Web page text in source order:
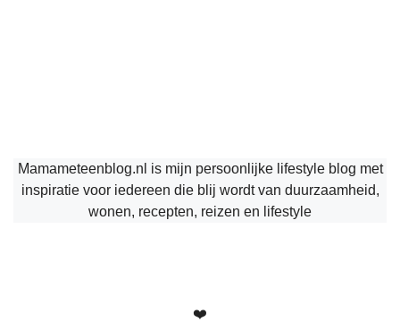
Mamameteenblog.nl is mijn persoonlijke lifestyle blog met
inspiratie voor iedereen die blij wordt van duurzaamheid,
wonen, recepten, reizen en lifestyle
❤️